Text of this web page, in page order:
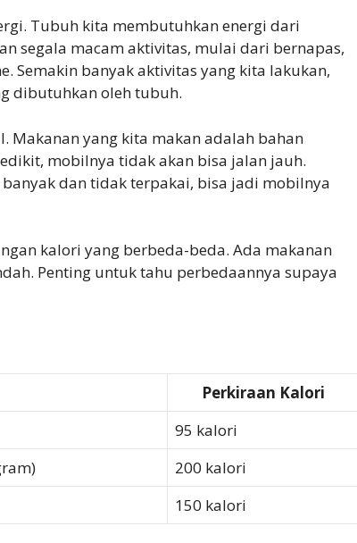
Tubuh kita membutuhkan energi dari
segala macam aktivitas, mulai dari bernapas,
Semakin banyak aktivitas yang kita lakukan,
dibutuhkan oleh tubuh.
Makanan yang kita makan adalah bahan
mobilnya tidak akan bisa jalan jauh.
dan tidak terpakai, bisa jadi mobilnya
kalori yang berbeda-beda. Ada makanan
Penting untuk tahu perbedaannya supaya
Perkiraan Kalori
95 kalori
200 kalori
150 kalori